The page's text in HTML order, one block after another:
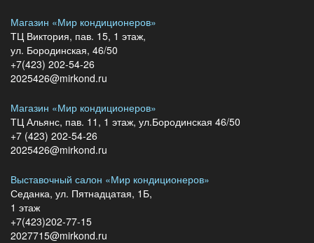
Магазин «Мир кондиционеров»
ТЦ Виктория, пав. 15, 1 этаж,
ул. Бородинская, 46/50
+7(423) 202-54-26
2025426@mirkond.ru
Магазин «Мир кондиционеров»
ТЦ Альянс, пав. 11, 1 этаж, ул.Бородинская 46/50
+7 (423) 202-54-26
2025426@mirkond.ru
Выставочный салон «Мир кондиционеров»
Седанка, ул. Пятнадцатая, 1Б,
1 этаж
+7(423)202-77-15
2027715@mirkond.ru